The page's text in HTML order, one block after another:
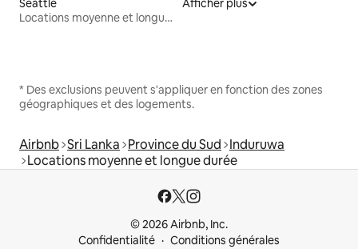
Seattle
Locations moyenne et longue durée
Afficher plus
* Des exclusions peuvent s'appliquer en fonction des zones
géographiques et des logements.
Airbnb Sri Lanka Province du Sud Induruwa
Locations moyenne et longue durée
© 2026 Airbnb, Inc.
Confidentialité
Conditions générales